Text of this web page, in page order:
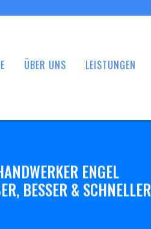
ÜBER UNS LEISTUNGEN
ENGEL
BESSER & SCHNELLER